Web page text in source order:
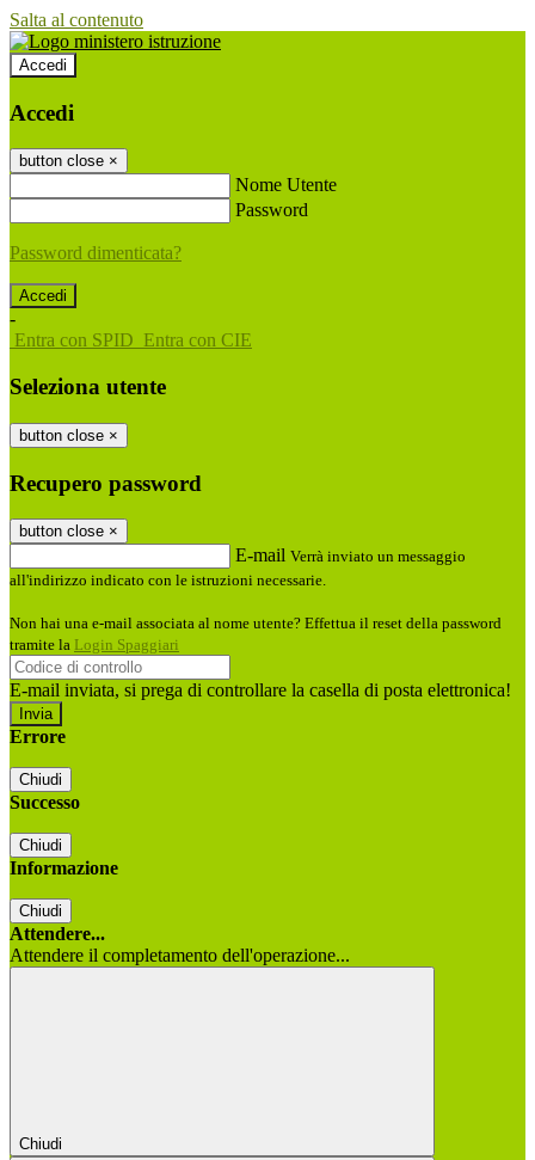
Salta al contenuto
Accedi
Accedi
button close ×
Nome Utente
Password
Password dimenticata?
-
Entra con SPID Entra con CIE
Seleziona utente
button close ×
Recupero password
button close ×
E-mail Verrà inviato un messaggio
all'indirizzo indicato con le istruzioni necessarie.
Non hai una e-mail associata al nome utente? Effettua il reset della password
tramite la Login Spaggiari
E-mail inviata, si prega di controllare la casella di posta elettronica!
Errore
Chiudi
Successo
Chiudi
Informazione
Chiudi
Attendere...
Attendere il completamento dell'operazione...
Chiudi